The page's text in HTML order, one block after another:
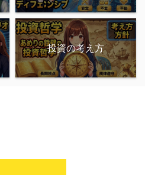
投資の考え方